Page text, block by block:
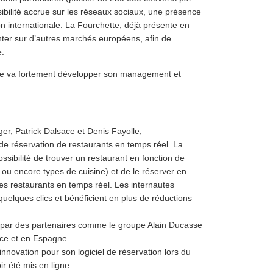
accrue sur les réseaux sociaux, une présence
internationale. La Fourchette, déjà présente en
sur d’autres marchés européens, afin de
va fortement développer son management et
Patrick Dalsace et Denis Fayolle,
réservation de restaurants en temps réel. La
de trouver un restaurant en fonction de
encore types de cuisine) et de le réserver en
restaurants en temps réel. Les internautes
clics et bénéficient en plus de réductions
des partenaires comme le groupe Alain Ducasse
et en Espagne.
pour son logiciel de réservation lors du
été mis en ligne.